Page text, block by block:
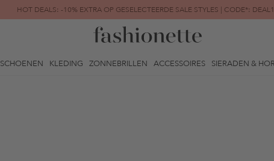
HOT DEALS: -10% EXTRA OP GESELECTEERDE SALE STYLES | CODE*:
FINAL SALE | TOT -80% GEREDUCEERD
SCHOENEN KLEDING ZONNEBRILLEN ACCESSOIRES SIERADEN &